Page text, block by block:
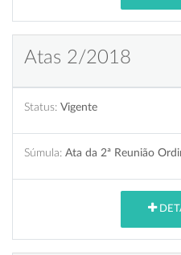
Atas 2/2018
Status: Vigente
Súmula: Ata da 2ª Reunião